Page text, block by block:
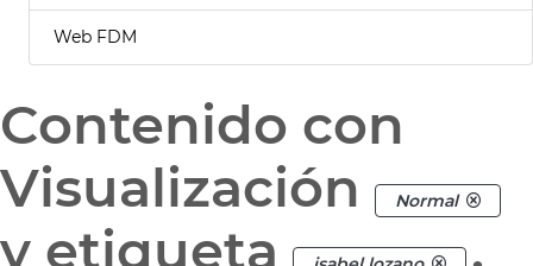
Web FDM
Contenido con
Visualización
Normal
y etiqueta .